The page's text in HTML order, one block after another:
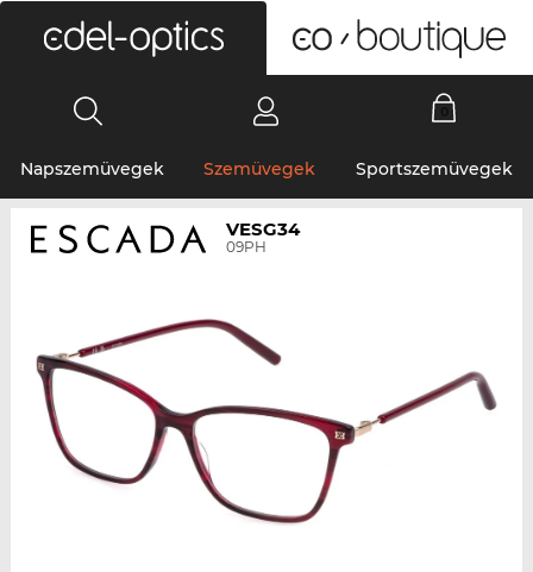
Napszemüvegek Szemüvegek Sportszemüvegek
VESG34
09PH